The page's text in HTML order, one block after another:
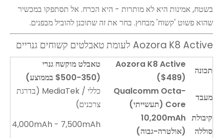
בשטח, אמינות היא לא מותרות - היא הכרח. אל תסתפקו במכשיר
שהוא פשוט 'קשוח' מבחוץ. בחר את זה שתוכנן להוביל מבפנים.
Aozora K8 Active לעומת טאבלטים קשוחים גנריים
תכונה
Aozora K8 Active
($489)
טאבלט מוקשח גנרי
(350-$500 בממוצע)
מעבד
Qualcomm Octa-
Core (תעשייתי)
כללי / MediaTek (בדרגת
צרכנים)
קיבולת
סוללה
10,200mAh
(אולטרה-גבוה)
4,000mAh - 7,500mAh